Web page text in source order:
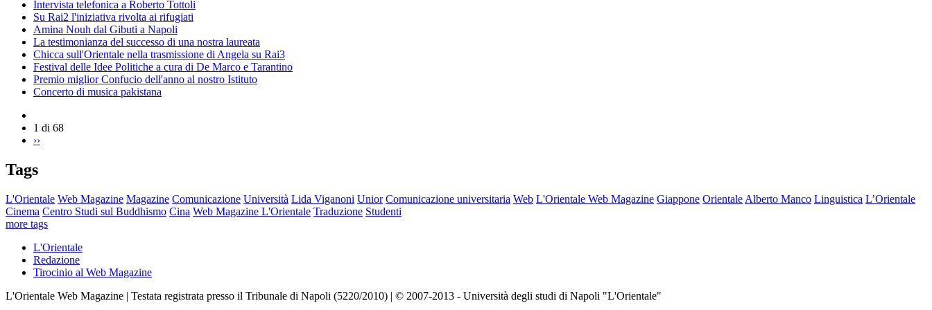
Intervista telefonica a Roberto Tottoli
Su Rai2 l'iniziativa rivolta ai rifugiati
Amina Nouh dal Gibuti a Napoli
La testimonianza del successo di una nostra laureata
Chicca sull'Orientale nella trasmissione di Angela su Rai3
Festival delle Idee Politiche a cura di De Marco e Tarantino
Premio miglior Confucio dell'anno al nostro Istituto
Concerto di musica pakistana
1 di 68
››
Tags
L'Orientale Web Magazine Magazine Comunicazione Università Lida Viganoni Unior Comunicazione universitaria Web L'Orientale Web Magazine Giappone Orientale Alberto Manco Linguistica L’Orientale
Cinema Centro Studi sul Buddhismo Cina Web Magazine L'Orientale Traduzione Studenti
more tags
L'Orientale
Redazione
Tirocinio al Web Magazine
L'Orientale Web Magazine | Testata registrata presso il Tribunale di Napoli (5220/2010) | © 2007-2013 - Università degli studi di Napoli "L'Orientale"